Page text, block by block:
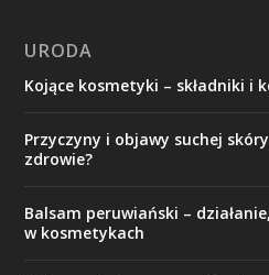
URODA
Kojące kosmetyki – składniki i
Przyczyny i objawy suchej
zdrowie?
Balsam peruwiański –
w kosmetykach